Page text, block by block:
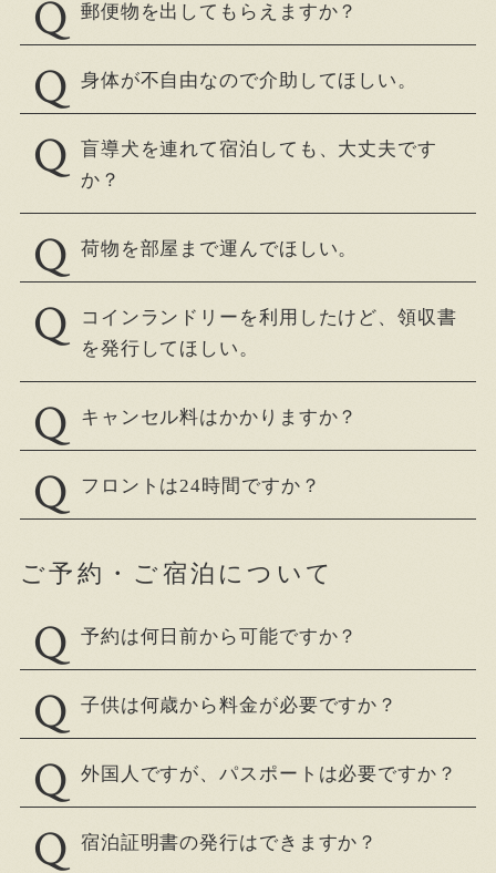
郵便物を出してもらえますか？
身体が不自由なので介助してほしい。
盲導犬を連れて宿泊しても、大丈夫です
か？
荷物を部屋まで運んでほしい。
コインランドリーを利用したけど、領収書
を発行してほしい。
キャンセル料はかかりますか？
フロントは24時間ですか？
ご予約・ご宿泊について
予約は何日前から可能ですか？
子供は何歳から料金が必要ですか？
外国人ですが、パスポートは必要ですか？
宿泊証明書の発行はできますか？